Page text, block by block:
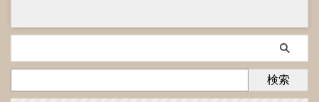
検索